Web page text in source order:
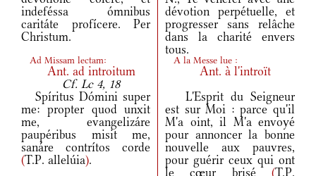
indeféssa ómnibus
caritáte profícere. Per
Christum.
dévotion perpétuelle, et
progresser sans relâche
dans la charité envers
tous.
Ad Missam lectam: A la Messe lue :
Ant. ad introitum Ant. à l'introït
Cf. Lc 4, 18
Spíritus Dómini super
me: propter quod unxit
me, evangelizáre
paupéribus misit me,
sanáre contrítos corde
(T.P. allelúia).
L'Esprit du Seigneur
est sur Moi : parce qu'il
M'a oint, il M'a envoyé
pour annoncer la bonne
nouvelle aux pauvres,
pour guérir ceux qui ont
le cœur brisé (T.P.